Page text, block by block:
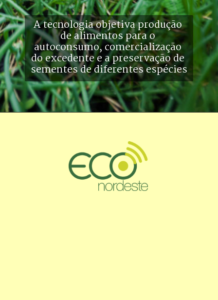
A tecnologia objetiva produção
de alimentos para o
autoconsumo, comercialização
do excedente e a preservação de
sementes de diferentes espécies